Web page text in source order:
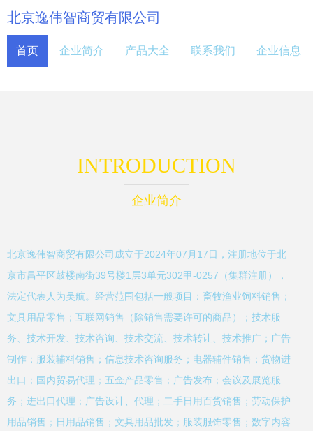
北京逸伟智商贸有限公司
首页 企业简介 产品大全 联系我们 企业信息
INTRODUCTION
企业简介
北京逸伟智商贸有限公司成立于2024年07月17日，注册地位于北
京市昌平区鼓楼南街39号楼1层3单元302甲-0257（集群注册），
法定代表人为吴航。经营范围包括一般项目：畜牧渔业饲料销售；
文具用品零售；互联网销售（除销售需要许可的商品）；技术服
务、技术开发、技术咨询、技术交流、技术转让、技术推广；广告
制作；服装辅料销售；信息技术咨询服务；电器辅件销售；货物进
出口；国内贸易代理；五金产品零售；广告发布；会议及展览服
务；进出口代理；广告设计、代理；二手日用百货销售；劳动保护
用品销售；日用品销售；文具用品批发；服装服饰零售；数字内容